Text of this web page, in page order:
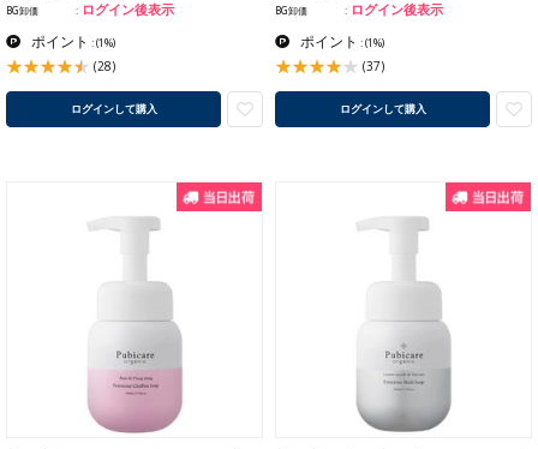
BG卸価 ログイン後表示
ポイント :(1%)
(28)
ログインして購入
BG卸価 ログイン後表示
ポイント :(1%)
(37)
ログインして購入